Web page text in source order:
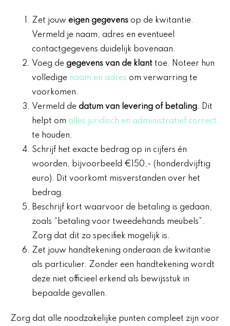
Zet jouw eigen gegevens op de kwitantie.
Vermeld je naam, adres en eventueel
contactgegevens duidelijk bovenaan.
Voeg de gegevens van de klant toe. Noteer hun
volledige naam en adres om verwarring te
voorkomen.
Vermeld de datum van levering of betaling. Dit
helpt om alles juridisch en administratief correct
te houden.
Schrijf het exacte bedrag op in cijfers én
woorden, bijvoorbeeld €150,- (honderdvijftig
euro). Dit voorkomt misverstanden over het
bedrag.
Beschrijf kort waarvoor de betaling is gedaan,
zoals “betaling voor tweedehands meubels”.
Zorg dat dit zo specifiek mogelijk is.
Zet jouw handtekening onderaan de kwitantie
als particulier. Zonder een handtekening wordt
deze niet officieel erkend als bewijsstuk in
bepaalde gevallen.
Zorg dat alle noodzakelijke punten compleet zijn voor